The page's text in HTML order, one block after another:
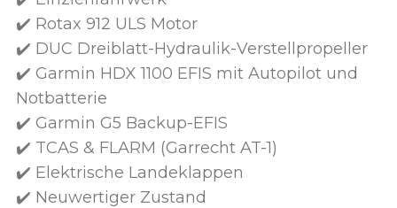
✔️ Rotax 912 ULS Motor
✔️ DUC Dreiblatt-Hydraulik-Verstellpropeller
✔️ Garmin HDX 1100 EFIS mit Autopilot und
Notbatterie
✔️ Garmin G5 Backup-EFIS
✔️ TCAS & FLARM (Garrecht AT-1)
✔️ Elektrische Landeklappen
✔️ Neuwertiger Zustand